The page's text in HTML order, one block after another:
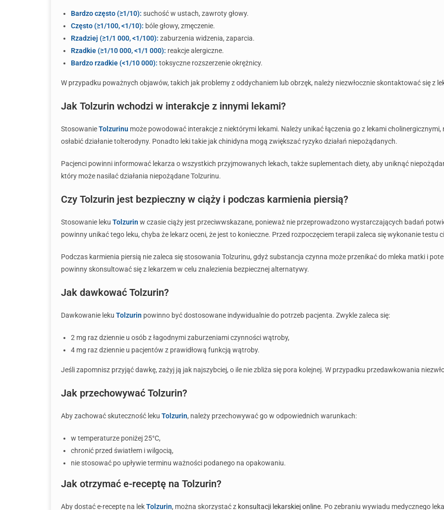
Bardzo często (≥1/10): suchość w ustach, zawroty głowy.
Często (≥1/100, <1/10): bóle głowy, zmęczenie.
Rzadziej (≥1/1 000, <1/100): zaburzenia widzenia, zaparcia.
Rzadkie (≥1/10 000, <1/1 000): reakcje alergiczne.
Bardzo rzadkie (<1/10 000): toksyczne rozszerzenie okrężnicy.
W przypadku poważnych objawów, takich jak problemy z oddychaniem lub obrzęk, należy niezwłocznie skontaktować się z
Jak Tolzurin wchodzi w interakcje z innymi lekami?
StosowanieTolzurinu może powodować interakcje z niektórymi lekami. Należy unikać łączenia go z lekami
osłabić działanie tolterodyny. Ponadto leki takie jak chinidyna mogą zwiększać ryzyko działań niepożądanych.
Pacjenci powinni informować lekarza o wszystkich przyjmowanych lekach, także suplementach diety, aby uniknąć
który może nasilać działania niepożądane Tolzurinu.
Czy Tolzurin jest bezpieczny w ciąży i podczas karmienia piersią?
Stosowanie leku Tolzurin w czasie ciąży jest przeciwwskazane, ponieważ nie przeprowadzono wystarczających badań
powinny unikać tego leku, chyba że lekarz oceni, że jest to konieczne. Przed rozpoczęciem terapii zaleca się wykonanie testu
Podczas karmienia piersią nie zaleca się stosowania Tolzurinu, gdyż substancja czynna może przenikać do mleka matki i
powinny skonsultować się z lekarzem w celu znalezienia bezpiecznej alternatywy.
Jak dawkować Tolzurin?
Dawkowanie leku Tolzurin powinno być dostosowane indywidualnie do potrzeb pacjenta. Zwykle zaleca się:
2 mg raz dziennie u osób z łagodnymi zaburzeniami czynności wątroby,
4 mg raz dziennie u pacjentów z prawidłową funkcją wątroby.
Jeśli zapomnisz przyjąć dawkę, zażyj ją jak najszybciej, o ile nie zbliża się pora kolejnej. W przypadku przedawkowania
Jak przechowywać Tolzurin?
Aby zachować skuteczność leku Tolzurin, należy przechowywać go w odpowiednich warunkach:
w temperaturze poniżej 25°C,
chronić przed światłem i wilgocią,
nie stosować po upływie terminu ważności podanego na opakowaniu.
Jak otrzymać e-receptę na Tolzurin?
Aby dostać e-receptę na lekTolzurin, można skorzystać z konsultacji lekarskiej online. Po zebraniu wywiadu medycznego